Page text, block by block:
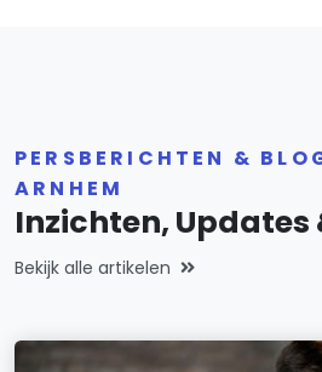
PERSBERICHTEN &
ARNHEM
Inzichten, Updates
Bekijk alle artikelen